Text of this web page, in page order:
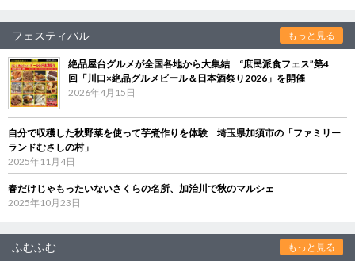
フェスティバル もっと見る
絶品屋台グルメが全国各地から大集結 “庶民派食フェス”第4
回「川口×絶品グルメビール＆日本酒祭り2026」を開催
2026年4月15日
自分で収穫した秋野菜を使って芋煮作りを体験 埼玉県加須市の「ファミリー
ランドむさしの村」
2025年11月4日
春だけじゃもったいないさくらの名所、加治川で秋のマルシェ
2025年10月23日
ふむふむ もっと見る